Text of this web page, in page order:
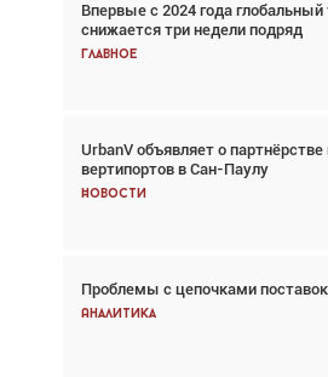
Впервые с 2024 года
снижается три недели подряд
Главное
UrbanV объявляет о
вертипортов в Сан-Паулу
Новости
Проблемы с цепочками
Аналитика
Взгляд с высоты: тандем
спасательных операциях
Главное
Авиационный фотограф Дэйв
говорит сама за себя... а ИИ всё
Новости
Впервые с 2024 года
снижается три недели подряд